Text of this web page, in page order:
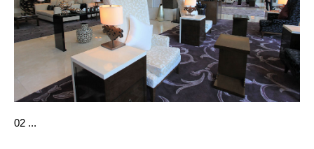
02 ...